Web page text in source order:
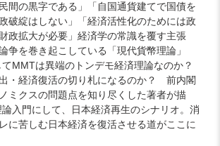
間の黒字である」「自国通貨建てで国債を
破綻はしない」「経済活性化のためには政
政拡大が必要」経済学の常識を覆す主張
争を巻き起こしている「現代貨幣理論」
てMMTは異端のトンデモ経済理論なのか？
・経済復活の切り札になるのか？ 前内閣
ミクスの問題点を知り尽くした著者が描
入門にして、日本経済再生のシナリオ。消
に苦しむ日本経済を復活させる道がここに